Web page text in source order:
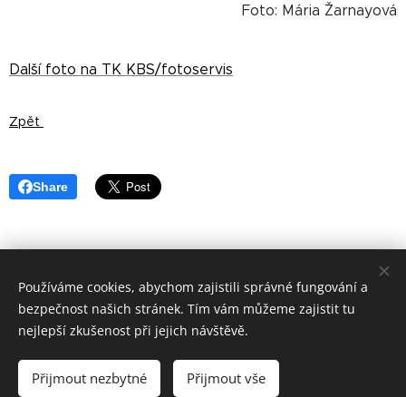
Foto: Mária Žarnayová
Další foto na TK KBS/fotoservis
Zpět
Share
Apoštolský exarchát řeckokatolické
církve v ČR 2019
Cookies
Čeština
Українська
Používáme cookies, abychom zajistili správné fungování a
bezpečnost našich stránek. Tím vám můžeme zajistit tu
nejlepší zkušenost při jejich návštěvě.
Přijmout nezbytné Přijmout vše